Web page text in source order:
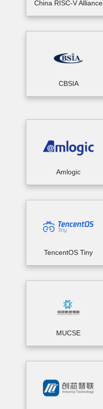
China RISC-V Alliance
CBSIA
Amlogic
TencentOS Tiny
MUCSE